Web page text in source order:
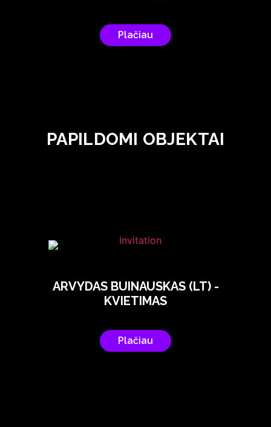
Plačiau
PAPILDOMI OBJEKTAI
ARVYDAS BUINAUSKAS (LT) -
KVIETIMAS
Plačiau